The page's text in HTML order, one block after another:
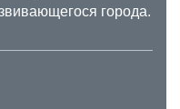
города.